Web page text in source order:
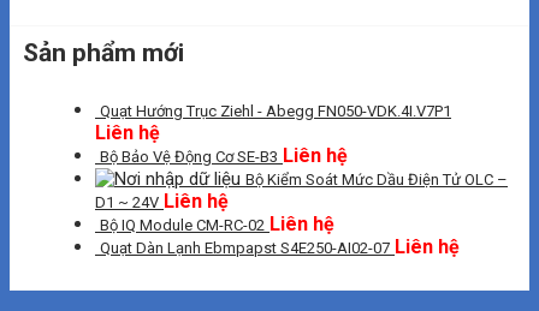
Sản phẩm mới
Quạt Hướng Trục Ziehl - Abegg FN050-VDK.4I.V7P1
Liên hệ
Bộ Bảo Vệ Động Cơ SE-B3 Liên hệ
Bộ Kiểm Soát Mức Dầu Điện Tử OLC –
D1 ~ 24V Liên hệ
Bộ IQ Module CM-RC-02 Liên hệ
Quạt Dàn Lạnh Ebmpapst S4E250-AI02-07 Liên hệ